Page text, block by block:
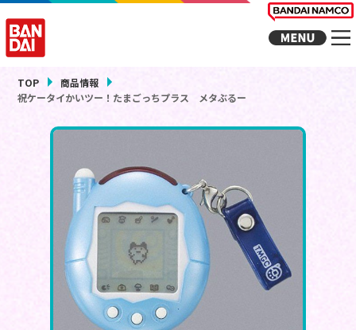
TOP
商品情報
祝ケータイかいツー！たまごっちプラス メタぶるー